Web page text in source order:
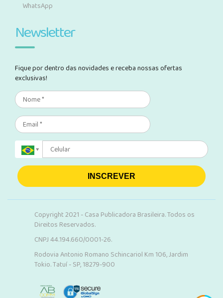
WhatsApp
Newsletter
Fique por dentro das novidades e receba nossas ofertas
exclusivas!
INSCREVER
Copyright 2021 - Casa Publicadora Brasileira. Todos os
Direitos Reservados.
CNPJ 44.194.660/0001-26.
Rodovia Antonio Romano Schincariol Km 106, Jardim
Tokio. Tatuí - SP, 18279-900